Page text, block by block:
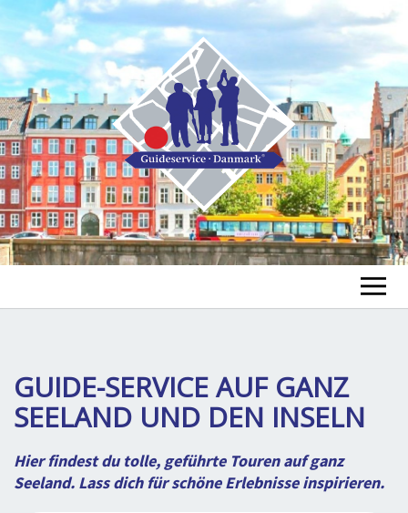
BLOG
BUCHUNG
VORTRAG
LOG IND
GUIDE-SERVICE AUF GANZ
SEELAND UND DEN INSELN
Hier findest du tolle, geführte Touren auf ganz
Seeland. Lass dich für schöne Erlebnisse inspirieren.